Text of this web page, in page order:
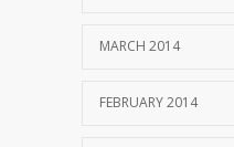
MARCH 2014
FEBRUARY 2014